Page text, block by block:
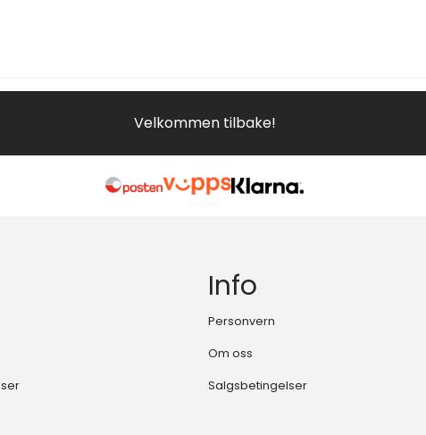
Velkommen tilbake!
Info
Personvern
Om oss
Salgsbetingelser